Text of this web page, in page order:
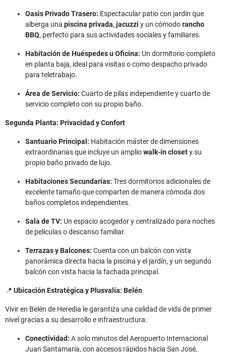
Oasis Privado Trasero: Espectacular patio con jardín que
alberga una piscina privada, jacuzzi y un cómodorancho
BBQ, perfecto para sus actividades sociales y familiares.
Habitación de Huéspedes u Oficina: Un dormitorio completo
en planta baja, ideal para visitas o como despacho privado
para teletrabajo.
Área de Servicio: Cuarto de pilas independiente y cuarto de
servicio completo con su propio baño.
Segunda Planta: Privacidad y Confort
Santuario Principal: Habitación máster de dimensiones
extraordinarias que incluye un ampliowalk-in closety su
propio baño privado de lujo.
Habitaciones Secundarias: Tres dormitorios adicionales de
excelente tamaño que comparten de manera cómoda dos
baños completos independientes.
Sala de TV: Un espacio acogedor y centralizado para noches
de películas o descanso familiar.
Terrazas y Balcones: Cuenta con un balcón con vista
panorámica directa hacia la piscina y el jardín, y un segundo
balcón con vista hacia la fachada principal.
📍 Ubicación Estratégica y Plusvalía: Belén
Vivir en Belén de Heredia le garantiza una calidad de vida de primer
nivel gracias a su desarrollo e infraestructura:
Conectividad: A solo minutos del Aeropuerto Internacional
Juan Santamaría, con accesos rápidos hacia San José,